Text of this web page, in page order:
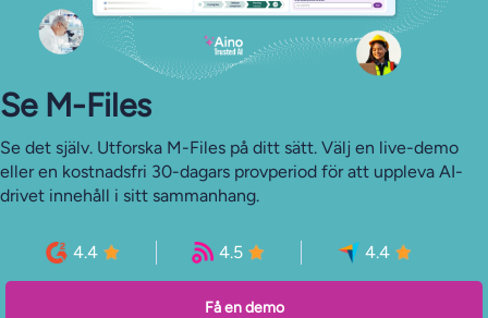
Se M-Files
Se det själv. Utforska M-Files på ditt sätt. Välj en live-demo
eller en kostnadsfri 30-dagars provperiod för att uppleva AI-
drivet innehåll i sitt sammanhang.
4.4 4.5 4.4
Få en demo